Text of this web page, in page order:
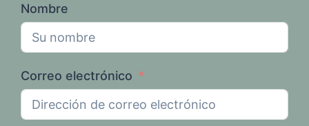
Nombre
Correo electrónico